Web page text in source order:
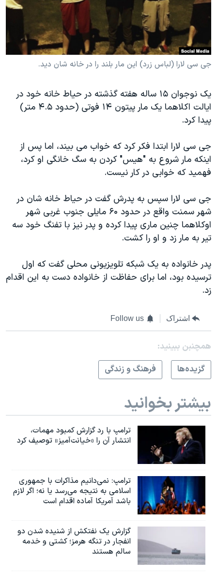
فرهنگ و زندگی
حقوق شهروندی
اقتصادی
علم و فناوری
گالری عکس
آرشیو پخش زنده
انتخابات ریاست جمهوری آمریکا ۲۰۲۴
حمله جمهوری اسلامی به اسرائیل
رمز مهسا
اعتراضات زن، زندگی، آزادی
مجموعه مستندهای دادخواهی
دادگاه حمید نوری
چهل سال گروگان‌گیری
اعتراضات مردمی آبان ۹۸
اسرائیل در جنگ
نرگس محمدی برنده جایزه نوبل صلح
صفحه‌های ویژه
جی سی لارا (لباس زرد) این مار بلند را در خانه شان دید.
یک نوجوان ۱۵ ساله هفته گذشته در حیاط خانه خود در
ایالت اکلاهما یک مار پیتون ۱۴ فوتی (حدود ۴.۵ متر)
پیدا کرد.
جی سی لارا ابتدا فکر کرد که خواب می بیند، اما پس از
اینکه مار شروع به "هیس" کردن به سگ خانگی او کرد،
فهمید که خوابی در کار نیست.
جی سی لارا سپس به پدرش گفت در حیاط خانه شان در
شهر سمنت واقع در حدود ۶۰ مایلی جنوب غربی شهر
اوکلاهما چنین ماری پیدا کرده و پدر نیز با تفنگ خود سه
تیر به مار زد و او را کشت.
پدر خانواده به یک شبکه تلویزیونی محلی گفت که اول
ترسیده بود، اما برای حفاظت از خانواده دست به این اقدام
زد.
اشتراک Follow us
همچنبن ببینید:
گزيده‌ها
فرهنگ و زندگی
بیشتر بخوانید
ترامپ با رد گزارش کمبود مهمات،
انتشار آن را «خیانت‌آمیز» توصیف کرد
ترامپ: نمی‌دانیم مذاکرات با جمهوری
اسلامی به نتیجه می‌رسد یا نه؛ اگر لازم
باشد آمریکا آماده اقدام است
گزارش یک نفتکش از شنیده شدن دو
انفجار در تنگه هرمز؛ کشتی و خدمه
سالم هستند